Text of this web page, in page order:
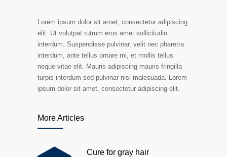
Lorem ipsum dolor sit amet, consectetur adipiscing
elit. Ut volutpat rutrum eros amet sollicitudin
interdum. Suspendisse pulvinar, velit nec pharetra
interdum, ante tellus ornare mi, et mollis tellus
neque vitae elit. Mauris adipiscing mauris fringilla
turpis interdum sed pulvinar nisi malesuada. Lorem
ipsum dolor sit amet, consectetur adipiscing elit.
More Articles
Cure for gray hair